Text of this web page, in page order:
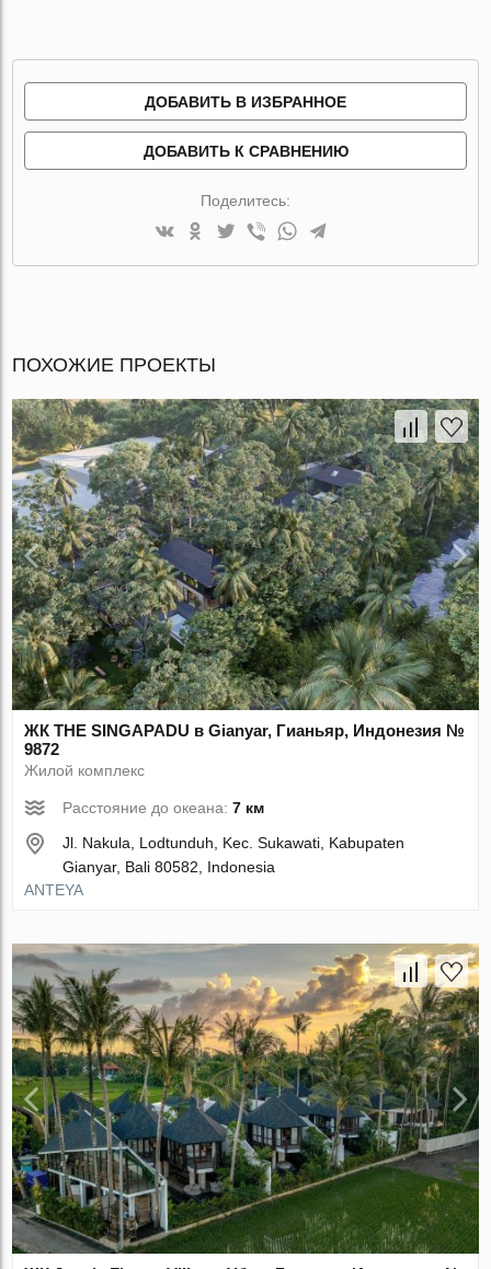
ДОБАВИТЬ В ИЗБРАННОЕ
ДОБАВИТЬ К СРАВНЕНИЮ
Поделитесь:
ПОХОЖИЕ ПРОЕКТЫ
ЖК THE SINGAPADU в Gianyar, Гианьяр, Индонезия №
9872
Жилой комплекс
Расстояние до океана:7 км
Jl. Nakula, Lodtunduh, Kec. Sukawati, Kabupaten
Gianyar, Bali 80582, Indonesia
ANTEYA